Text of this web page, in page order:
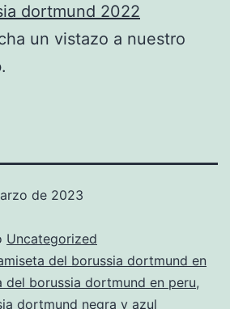
dortmund 2022
un vistazo a nuestro
de 2023
Uncategorized
del borussia dortmund en
del borussia dortmund en peru,
dortmund negra y azul